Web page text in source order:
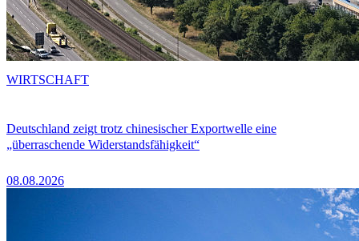
Deutschland zeigt trotz chinesischer Exportwelle eine
„überraschende Widerstandsfähigkeit“
08.08.2026
WIRTSCHAFT